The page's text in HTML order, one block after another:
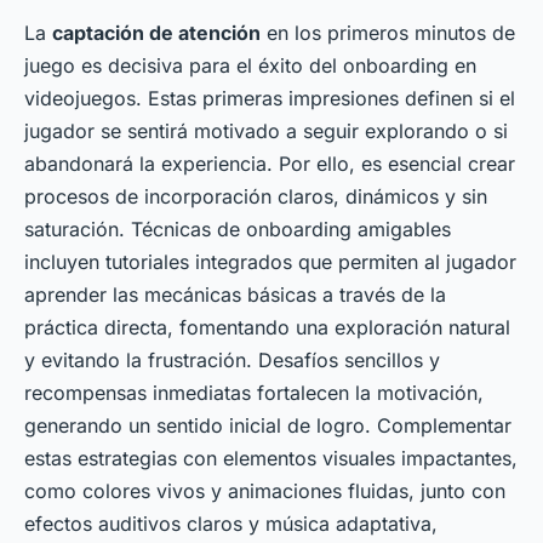
La captación de atención en los primeros minutos de
juego es decisiva para el éxito del onboarding en
videojuegos. Estas primeras impresiones definen si el
jugador se sentirá motivado a seguir explorando o si
abandonará la experiencia. Por ello, es esencial crear
procesos de incorporación claros, dinámicos y sin
saturación. Técnicas de onboarding amigables
incluyen tutoriales integrados que permiten al jugador
aprender las mecánicas básicas a través de la
práctica directa, fomentando una exploración natural
y evitando la frustración. Desafíos sencillos y
recompensas inmediatas fortalecen la motivación,
generando un sentido inicial de logro. Complementar
estas estrategias con elementos visuales impactantes,
como colores vivos y animaciones fluidas, junto con
efectos auditivos claros y música adaptativa,